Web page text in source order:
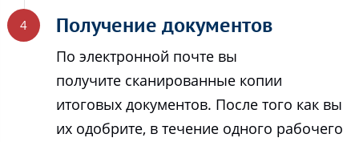
Получение документов
По электронной почте вы
получите сканированные копии
итоговых документов. После того как вы
их одобрите, в течение одного рабочего